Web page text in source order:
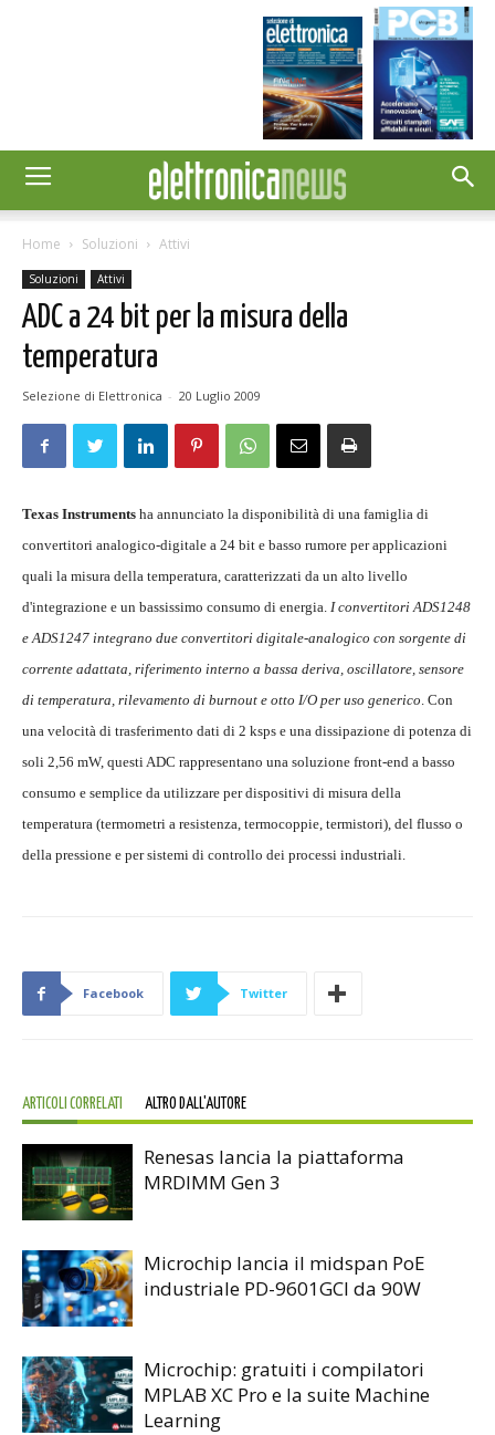
Home Soluzioni Attivi
Soluzioni Attivi
ADC a 24 bit per la misura della
temperatura
Selezione di Elettronica - 20 Luglio 2009
Texas Instruments ha annunciato la disponibilità di una famiglia di
convertitori analogico-digitale a 24 bit e basso rumore per applicazioni
quali la misura della temperatura, caratterizzati da un alto livello
d'integrazione e un bassissimo consumo di energia. I convertitori ADS1248
e ADS1247 integrano due convertitori digitale-analogico con sorgente di
corrente adattata, riferimento interno a bassa deriva, oscillatore, sensore
di temperatura, rilevamento di burnout e otto I/O per uso generico. Con
una velocità di trasferimento dati di 2 ksps e una dissipazione di potenza di
soli 2,56 mW, questi ADC rappresentano una soluzione front-end a basso
consumo e semplice da utilizzare per dispositivi di misura della
temperatura (termometri a resistenza, termocoppie, termistori), del flusso o
della pressione e per sistemi di controllo dei processi industriali.
Facebook Twitter
ARTICOLI CORRELATI ALTRO DALL'AUTORE
Renesas lancia la piattaforma
MRDIMM Gen 3
Microchip lancia il midspan PoE
industriale PD-9601GCI da 90W
Microchip: gratuiti i compilatori
MPLAB XC Pro e la suite Machine
Learning